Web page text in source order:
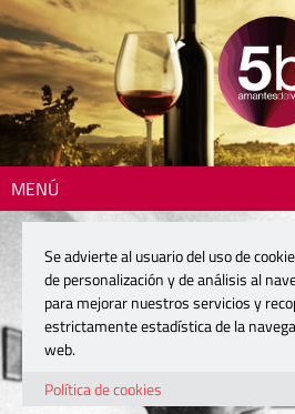
MENÚ
Se advierte al usuario del uso de
de personalización y de análisis al
para mejorar nuestros servicios y
estrictamente estadística de la
web.
Política de cookies